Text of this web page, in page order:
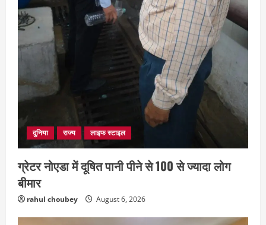
दुनिया राज्य लाइफ स्टाइल
ग्रेटर नोएडा में दूषित पानी पीने से 100 से ज्यादा लोग
बीमार
rahul choubey August 6, 2026